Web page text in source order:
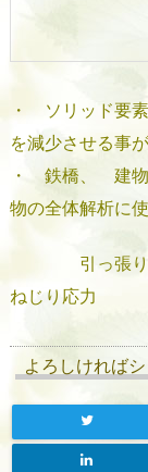
・ ソリッド要
を減少させる事が
・ 鉄橋、 建
物の全体解析に
引っ張り／圧
ねじり応力
よろしければ